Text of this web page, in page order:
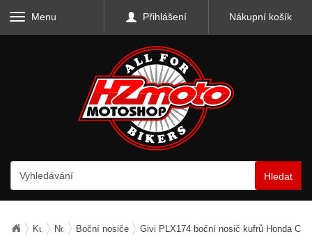
Menu Přihlášení Nákupní košík
Hledat
Kufry, zavazadla, nosiče
Nosiče zavazadel
Boční nosiče Givi PLX174 boční nosič kufrů Honda